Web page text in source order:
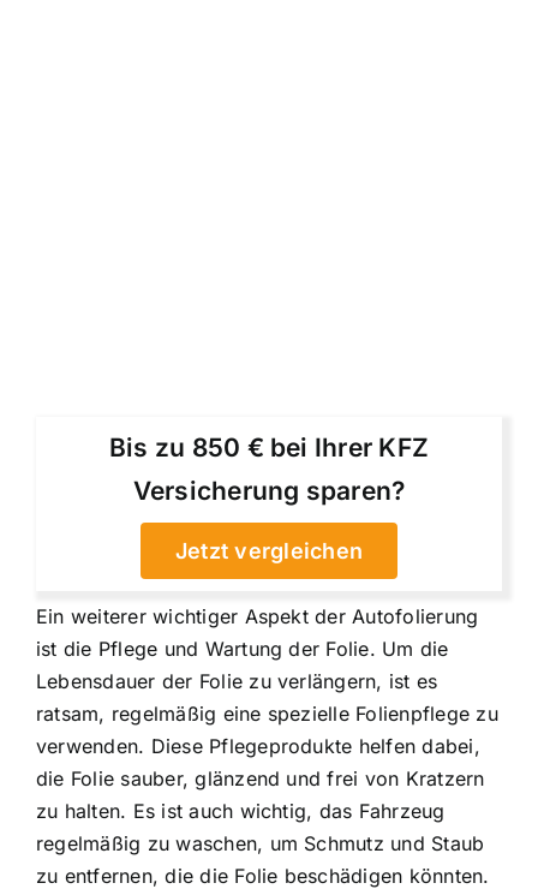
Bis zu 850 € bei Ihrer KFZ
Versicherung sparen?
Jetzt vergleichen
Ein weiterer wichtiger Aspekt der Autofolierung
ist die Pflege und Wartung der Folie. Um die
Lebensdauer der Folie zu verlängern, ist es
ratsam, regelmäßig eine spezielle Folienpflege zu
verwenden. Diese Pflegeprodukte helfen dabei,
die Folie sauber, glänzend und frei von Kratzern
zu halten. Es ist auch wichtig, das Fahrzeug
regelmäßig zu waschen, um Schmutz und Staub
zu entfernen, die die Folie beschädigen könnten.